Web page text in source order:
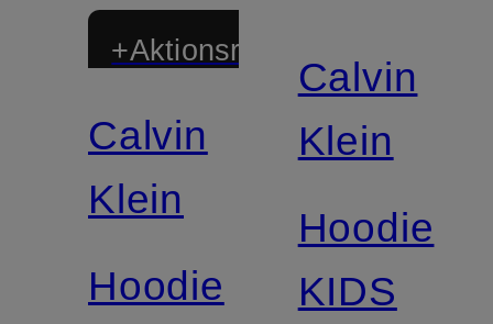
+Aktionsrabatt
Calvin
Klein
Hoodie
Calvin
Klein
Hoodie
KIDS